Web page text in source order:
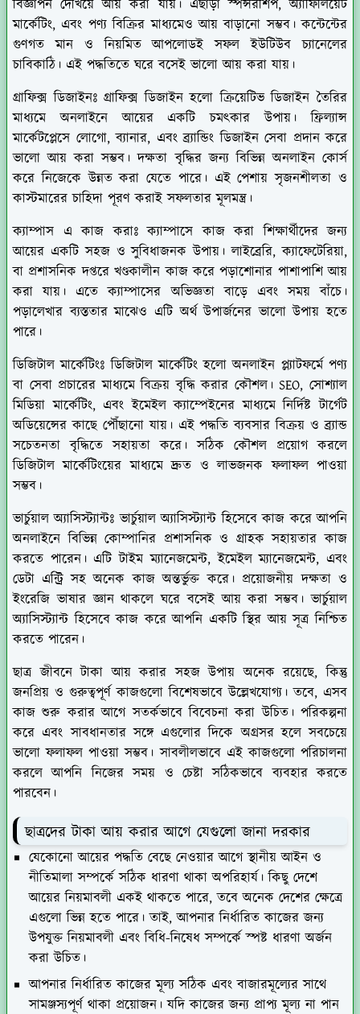
বিজ্ঞাপন দেখিয়ে আয় করা যায়। এছাড়া স্পন্সরশিপ, অ্যাফিলিয়েট
মার্কেটিং, এবং পণ্য বিক্রির মাধ্যমেও আয় বাড়ানো সম্ভব। কন্টেন্টের
গুণগত মান ও নিয়মিত আপলোডই সফল ইউটিউব চ্যানেলের
চাবিকাঠি। এই পদ্ধতিতে ঘরে বসেই ভালো আয় করা যায়।
গ্রাফিক্স ডিজাইনঃগ্রাফিক্স ডিজাইন হলো ক্রিয়েটিভ ডিজাইন তৈরির
মাধ্যমে অনলাইনে আয়ের একটি চমৎকার উপায়। ফ্রিল্যান্স
মার্কেটপ্লেসে লোগো, ব্যানার, এবং ব্র্যান্ডিং ডিজাইন সেবা প্রদান করে
ভালো আয় করা সম্ভব। দক্ষতা বৃদ্ধির জন্য বিভিন্ন অনলাইন কোর্স
করে নিজেকে উন্নত করা যেতে পারে। এই পেশায় সৃজনশীলতা ও
কাস্টমারের চাহিদা পূরণ করাই সফলতার মূলমন্ত্র।
ক্যাম্পাস এ কাজ করাঃক্যাম্পাসে কাজ করা শিক্ষার্থীদের জন্য
আয়ের একটি সহজ ও সুবিধাজনক উপায়। লাইব্রেরি, ক্যাফেটেরিয়া,
বা প্রশাসনিক দপ্তরে খণ্ডকালীন কাজ করে পড়াশোনার পাশাপাশি আয়
করা যায়। এতে ক্যাম্পাসের অভিজ্ঞতা বাড়ে এবং সময় বাঁচে।
পড়ালেখার ব্যস্ততার মাঝেও এটি অর্থ উপার্জনের ভালো উপায় হতে
পারে।
ডিজিটাল মার্কেটিংঃ ডিজিটাল মার্কেটিং হলো অনলাইন প্ল্যাটফর্মে পণ্য
বা সেবা প্রচারের মাধ্যমে বিক্রয় বৃদ্ধি করার কৌশল। SEO, সোশ্যাল
মিডিয়া মার্কেটিং, এবং ইমেইল ক্যাম্পেইনের মাধ্যমে নির্দিষ্ট টার্গেট
অডিয়েন্সের কাছে পৌঁছানো যায়। এই পদ্ধতি ব্যবসার বিক্রয় ও ব্র্যান্ড
সচেতনতা বৃদ্ধিতে সহায়তা করে। সঠিক কৌশল প্রয়োগ করলে
ডিজিটাল মার্কেটিংয়ের মাধ্যমে দ্রুত ও লাভজনক ফলাফল পাওয়া
সম্ভব।
ভার্চুয়াল অ্যাসিস্ট্যান্টঃ ভার্চুয়াল অ্যাসিস্ট্যান্ট হিসেবে কাজ করে আপনি
অনলাইনে বিভিন্ন কোম্পানির প্রশাসনিক ও গ্রাহক সহায়তার কাজ
করতে পারেন। এটি টাইম ম্যানেজমেন্ট, ইমেইল ম্যানেজমেন্ট, এবং
ডেটা এন্ট্রি সহ অনেক কাজ অন্তর্ভুক্ত করে। প্রয়োজনীয় দক্ষতা ও
ইংরেজি ভাষার জ্ঞান থাকলে ঘরে বসেই আয় করা সম্ভব। ভার্চুয়াল
অ্যাসিস্ট্যান্ট হিসেবে কাজ করে আপনি একটি স্থির আয় সূত্র নিশ্চিত
করতে পারেন।
ছাত্র জীবনে টাকা আয় করার সহজ উপায় অনেক রয়েছে, কিন্তু
জনপ্রিয় ও গুরুত্বপূর্ণ কাজগুলো বিশেষভাবে উল্লেখযোগ্য। তবে, এসব
কাজ শুরু করার আগে সতর্কভাবে বিবেচনা করা উচিত। পরিকল্পনা
করে এবং সাবধানতার সঙ্গে এগুলোর দিকে অগ্রসর হলে সবচেয়ে
ভালো ফলাফল পাওয়া সম্ভব। সাবলীলভাবে এই কাজগুলো পরিচালনা
করলে আপনি নিজের সময় ও চেষ্টা সঠিকভাবে ব্যবহার করতে
পারবেন।
ছাত্রদের টাকা আয় করার আগে যেগুলো জানা দরকার
যেকোনো আয়ের পদ্ধতি বেছে নেওয়ার আগে স্থানীয় আইন ও
নীতিমালা সম্পর্কে সঠিক ধারণা থাকা অপরিহার্য। কিছু দেশে
আয়ের নিয়মাবলী একই থাকতে পারে, তবে অনেক দেশের ক্ষেত্রে
এগুলো ভিন্ন হতে পারে। তাই, আপনার নির্ধারিত কাজের জন্য
উপযুক্ত নিয়মাবলী এবং বিধি-নিষেধ সম্পর্কে স্পষ্ট ধারণা অর্জন
করা উচিত।
আপনার নির্ধারিত কাজের মূল্য সঠিক এবং বাজারমূল্যের সাথে
সামঞ্জস্যপূর্ণ থাকা প্রয়োজন। যদি কাজের জন্য প্রাপ্য মূল্য না পান